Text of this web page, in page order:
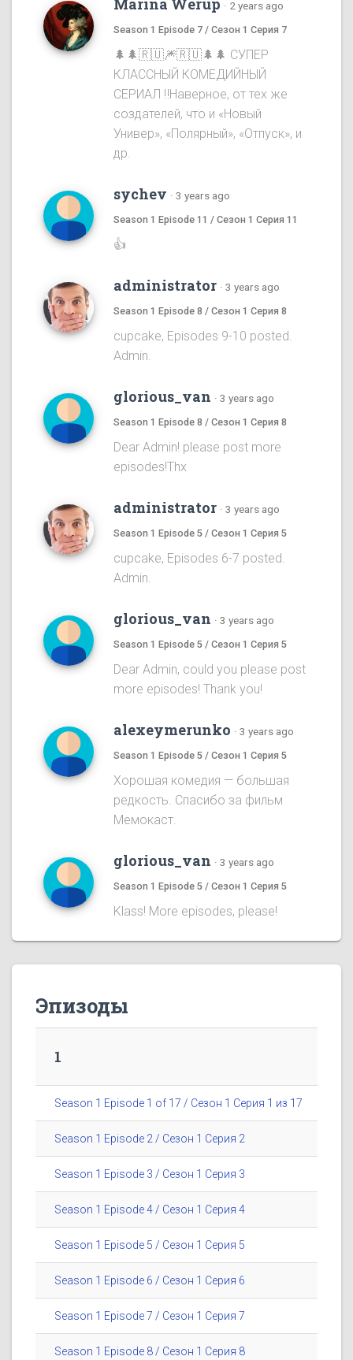
Marina Werup · 2 years ago
Season 1 Episode 7 / Сезон 1 Серия 7
🌲🌲🇷🇺🎆🇷🇺🌲🌲 СУПЕР
КЛАССНЫЙ КОМЕДИЙНЫЙ
СЕРИАЛ ‼️Наверное, от тех же
создателей, что и «Новый
Универ», «Полярный», «Отпуск», и
др.
sychev · 3 years ago
Season 1 Episode 11 / Сезон 1 Серия 11
👍
administrator · 3 years ago
Season 1 Episode 8 / Сезон 1 Серия 8
cupcake, Episodes 9-10 posted.
Admin.
glorious_van · 3 years ago
Season 1 Episode 8 / Сезон 1 Серия 8
Dear Admin! please post more
episodes!Thx
administrator · 3 years ago
Season 1 Episode 5 / Сезон 1 Серия 5
cupcake, Episodes 6-7 posted.
Admin.
glorious_van · 3 years ago
Season 1 Episode 5 / Сезон 1 Серия 5
Dear Admin, could you please post
more episodes! Thank you!
alexeymerunko · 3 years ago
Season 1 Episode 5 / Сезон 1 Серия 5
Хорошая комедия — большая
редкость. Спасибо за фильм
Мемокаст.
glorious_van · 3 years ago
Season 1 Episode 5 / Сезон 1 Серия 5
Klass! More episodes, please!
Эпизоды
1
Season 1 Episode 1 of 17 / Сезон 1 Серия 1 из 17
Season 1 Episode 2 / Сезон 1 Серия 2
Season 1 Episode 3 / Сезон 1 Серия 3
Season 1 Episode 4 / Сезон 1 Серия 4
Season 1 Episode 5 / Сезон 1 Серия 5
Season 1 Episode 6 / Сезон 1 Серия 6
Season 1 Episode 7 / Сезон 1 Серия 7
Season 1 Episode 8 / Сезон 1 Серия 8